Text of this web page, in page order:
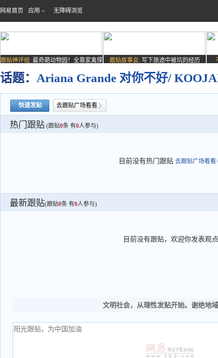
网易首页 应用 无障碍浏览
跟贴神评组: 最奇葩动物园！全靠家禽撑
跟贴故事会: 写下旅途中被坑的经历
话题： Ariana Grande 对你不好/
快速发贴 去跟贴广场看看
热门跟贴 (跟贴0条 有0人参与)
目前没有热门跟贴 去跟贴广场看看
最新跟贴(跟贴0条 有0人参与)
目前没有跟贴，欢迎你发表观点
文明社会，从理性发贴开始。谢绝地